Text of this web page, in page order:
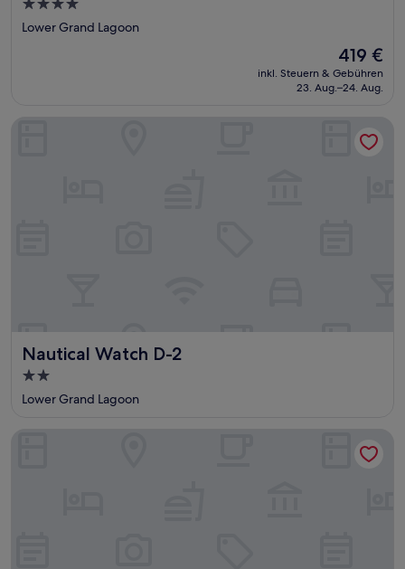
4.0-
Sterne-
Lower Grand Lagoon
Der
Preis
beträgt
419 €
inkl. Steuern & Gebühren
23. Aug.–24. Aug.
Nautical Watch D-2
Nautical Watch D-2
2.0-
Sterne-
Lower Grand Lagoon
Nautical Watch D-2